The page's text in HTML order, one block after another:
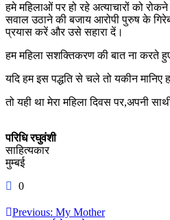
हमे महिलाओं पर हो रहे अत्याचारों को
सवाल उठाने की बजाय आरोपी पुरुष के
प्रयास करें और उसे सहारा दें।
हम महिला सशक्तिकरण की बात ना करते
यदि हम इस पद्धति से चले तो यकीन
तो यही था मेरा महिला दिवस पर,अपनी
परिधि रघुवंशी
साहित्यकार
मुम्बई
0
Post
Previous: My Mother